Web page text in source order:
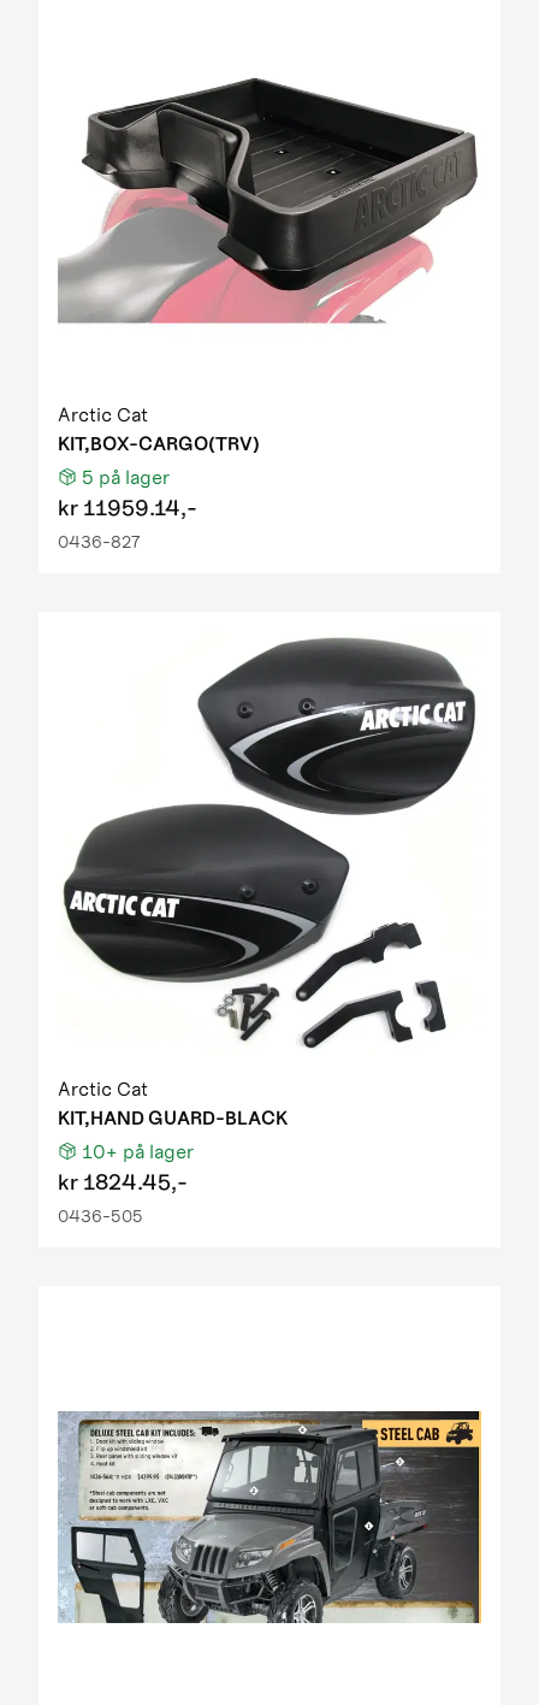
Arctic Cat
KIT,BOX-CARGO(TRV)
5 på lager
kr 11959.14,-
0436-827
Arctic Cat
KIT,HAND GUARD-BLACK
10+ på lager
kr 1824.45,-
0436-505